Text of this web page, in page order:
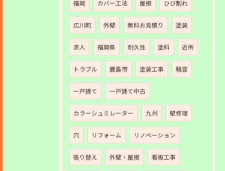
福岡 カバー工法 屋根 ひび割れ
広川町 外壁 無料お見積り 塗装
求人 福岡県 耐久性 塗料 近所
トラブル 鹿島市 塗装工事 騒音
一戸建て 一戸建て中古
カラーシュミレーター 九州 壁修理
穴 リフォーム リノベーション
張り替え 外壁・屋根 看板工事